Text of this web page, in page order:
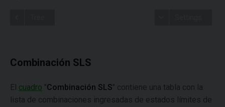
Combinación SLS
El cuadro "Combinación SLS" contiene una tabla con la
lista de combinaciones ingresadas de estados límites de